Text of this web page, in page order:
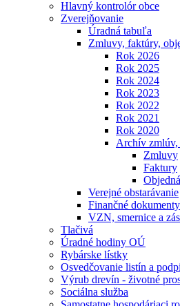
Hlavný kontrolór obce
Zverejňovanie
Úradná tabuľa
Zmluvy, faktúry,
Rok 2026
Rok 2025
Rok 2024
Rok 2023
Rok 2022
Rok 2021
Rok 2020
Archív zmlúv,
Zmluvy
Faktury
Verejné obstarávanie
Finančné
VZN, smernice a
Tlačivá
Úradné hodiny OÚ
Rybárske lístky
Osvedčovanie listín a
Výrub drevín - životné
Sociálna služba